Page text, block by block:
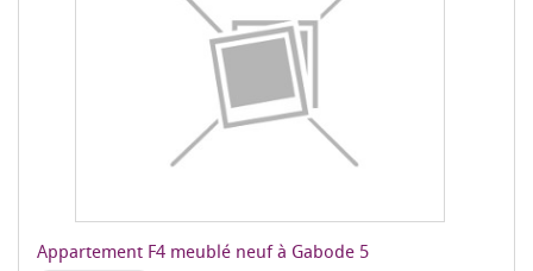
Appartement F4 meublé neuf à Gabode 5